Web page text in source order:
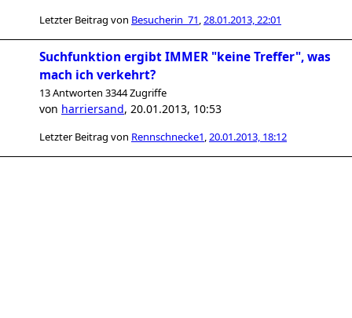
Letzter Beitrag von Besucherin_71,28.01.2013, 22:01
Suchfunktion ergibt IMMER "keine Treffer", was
mach ich verkehrt?
13 Antworten 3344 Zugriffe
von harriersand, 20.01.2013, 10:53
Letzter Beitrag von Rennschnecke1,20.01.2013, 18:12